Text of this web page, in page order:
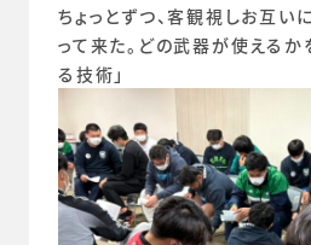
ちょっとずつ、客観視しお互い
って来た。どの武器が使えるか
る技術」